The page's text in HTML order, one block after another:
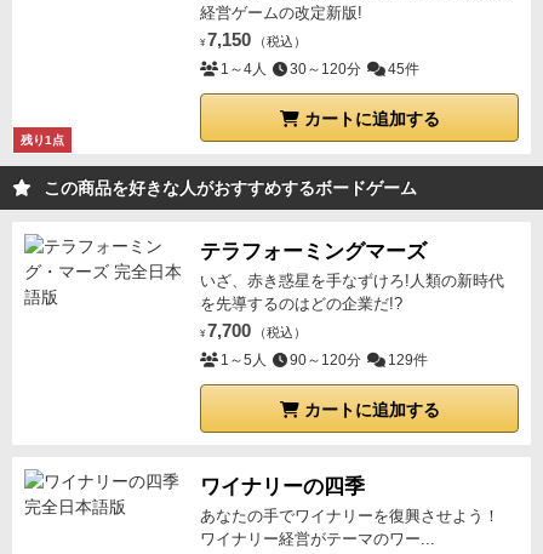
残り1点
経営ゲームの改定新版!
¥ 7,150 （税込）
1～4人 30～120分 45件
カートに追加する
この商品を好きな人がおすすめするボードゲーム
テラフォーミングマーズ
いざ、赤き惑星を手なずけろ!人類の新時代
を先導するのはどの企業だ!?
¥ 7,700 （税込）
1～5人 90～120分 129件
カートに追加する
ワイナリーの四季
あなたの手でワイナリーを復興させよう！
ワイナリー経営がテーマのワー...